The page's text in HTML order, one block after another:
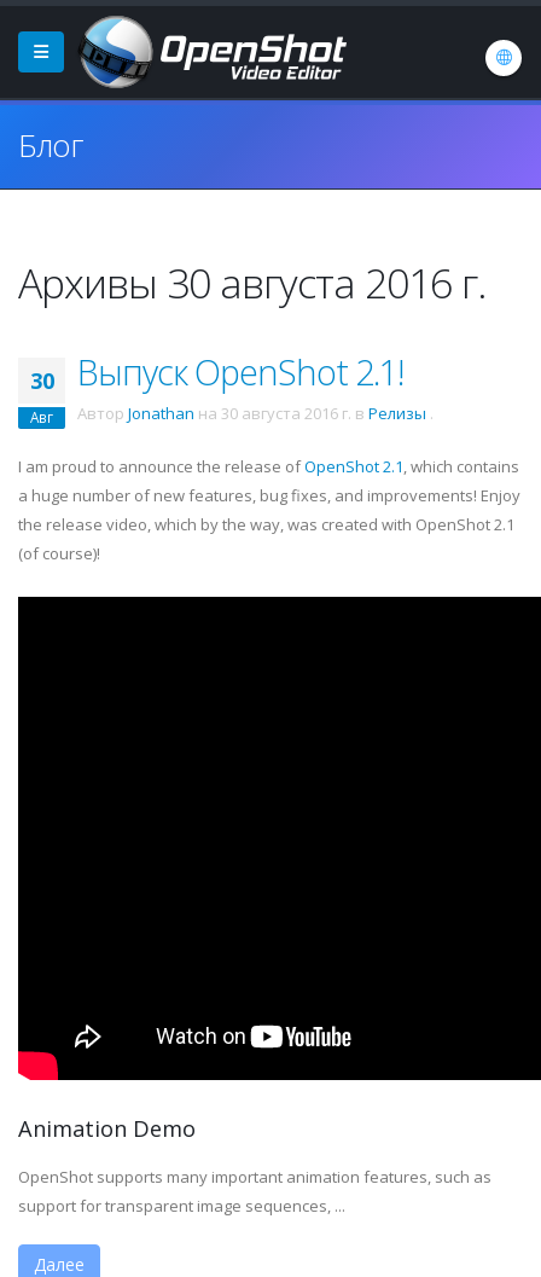
Блог
Архивы 30 августа 2016 г.
30
Авг
Выпуск OpenShot 2.1!
Автор Jonathan на 30 августа 2016 г. в Релизы .
I am proud to announce the release ofOpenShot 2.1, which contains
a huge number of new features, bug fixes, and improvements! Enjoy
the release video, which by the way, was created with OpenShot 2.1
(of course)!
Animation Demo
OpenShot supports many important animation features, such as
support for transparent image sequences, ...
Далее